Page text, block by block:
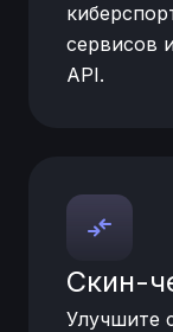
сервисов
API.
Скин-
Улучшите